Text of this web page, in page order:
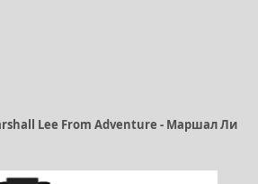
Lee From Adventure - Маршал Ли